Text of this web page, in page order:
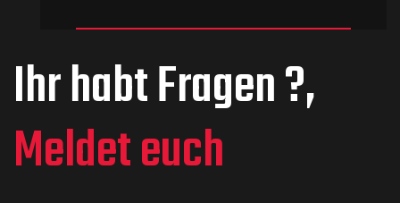
Ihr habt Fragen ?,
Meldet euch